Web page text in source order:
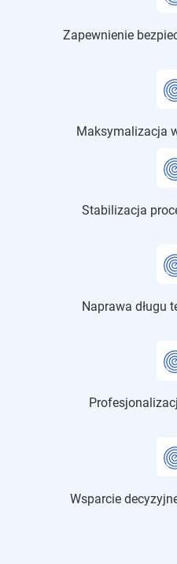
Zapewnienie
Maksymalizacja
Stabilizacja
Naprawa długu
Wsparcie